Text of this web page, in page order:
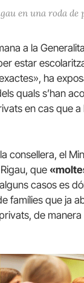
en una roda
a la
estar
ha
quals s’han
en cas que a
consellera, el
que
casos es
famílies que ja
de